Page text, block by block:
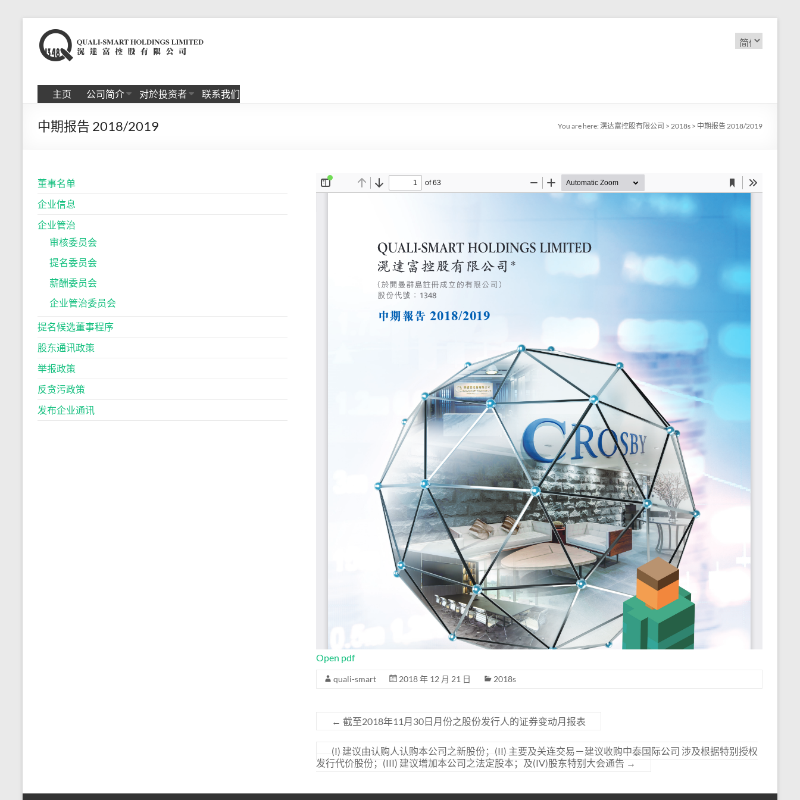
content
滉
达
富
控
股
限
公
司
选
择
主页
公司简介 对於投资者 联系我们
中期报告 2018/2019 You are here: 滉达富控股有限公司 > 2018s > 中期报告 2018/2019
Open pdf
quali-smart 2018 年 12 月 21 日 2018s
← 截至2018年11月30日月份之股份发行人的证券变动月报表
(I) 建议由认购人认购本公司之新股份；(II) 主要及关连交易－建议收购中泰国际公司 涉及根据特别授权
发行代价股份；(III) 建议增加本公司之法定股本；及(IV)股东特别大会通告 →
董事名单
企业信息
企业管治
审核委员会
提名委员会
薪酬委员会
企业管治委员会
提名候选董事程序
股东通讯政策
举报政策
反贪污政策
发布企业通讯